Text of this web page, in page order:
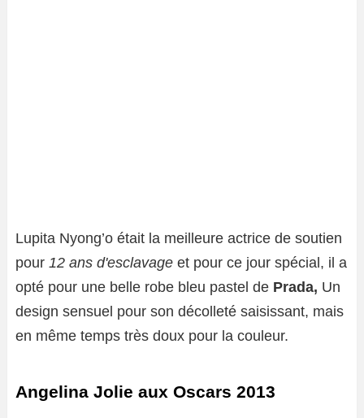
Lupita Nyong’o était la meilleure actrice de soutien
pour 12 ans d'esclavage et pour ce jour spécial, il a
opté pour une belle robe bleu pastel de Prada, Un
design sensuel pour son décolleté saisissant, mais
en même temps très doux pour la couleur.
Angelina Jolie aux Oscars 2013